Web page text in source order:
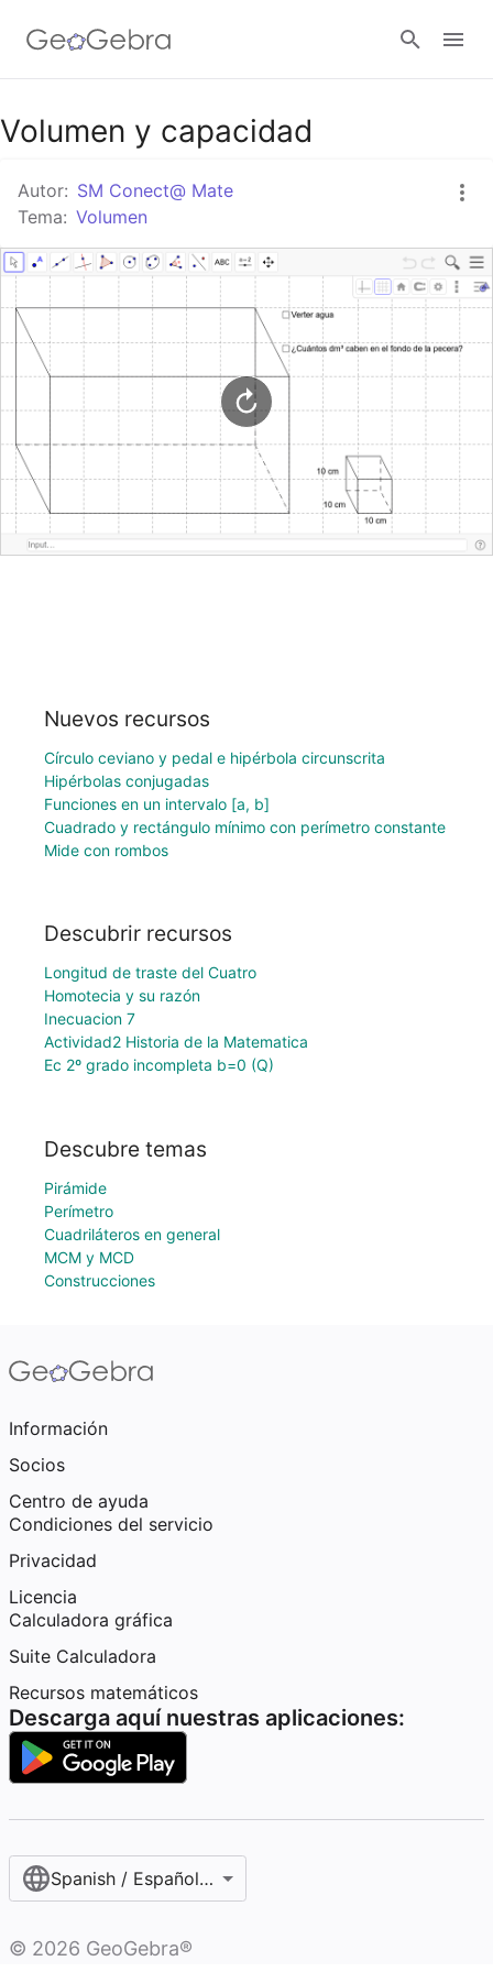
GeoGebra Classroom
Abrir sesión
Volumen y capacidad
Autor: SM Conect@ Mate
Tema: Volumen
Nuevos recursos
Círculo ceviano y pedal e hipérbola circunscrita
Hipérbolas conjugadas
Funciones en un intervalo [a, b]
Cuadrado y rectángulo mínimo con perímetro constante
Mide con rombos
Descubrir recursos
Longitud de traste del Cuatro
Homotecia y su razón
Inecuacion 7
Actividad2 Historia de la Matematica
Ec 2º grado incompleta b=0 (Q)
Descubre temas
Pirámide
Perímetro
Cuadriláteros en general
MCM y MCD
Construcciones
Información
Socios
Centro de ayuda
Condiciones del servicio
Privacidad
Licencia
Calculadora gráfica
Suite Calculadora
Recursos matemáticos
Descarga aquí nuestras aplicaciones:
Spanish / Español (internacional)
© 2026 GeoGebra®